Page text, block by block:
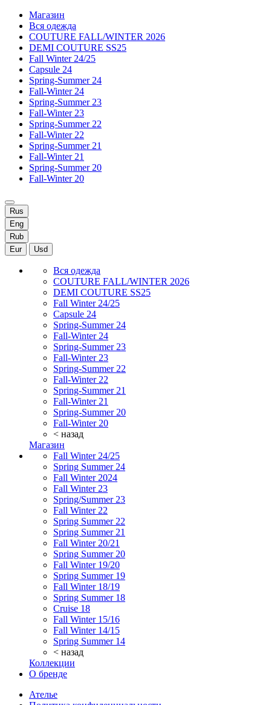
Магазин
Вся одежда
COUTURE FALL/WINTER 2026
DEMI COUTURE SS25
Fall Winter 24/25
Capsule 24
Spring-Summer 24
Fall-Winter 24
Spring-Summer 23
Fall-Winter 23
Spring-Summer 22
Fall-Winter 22
Spring-Summer 21
Fall-Winter 21
Spring-Summer 20
Fall-Winter 20
Rus
Eng
Rub
Eur
Usd
Вся одежда
COUTURE FALL/WINTER 2026
DEMI COUTURE SS25
Fall Winter 24/25
Capsule 24
Spring-Summer 24
Fall-Winter 24
Spring-Summer 23
Fall-Winter 23
Spring-Summer 22
Fall-Winter 22
Spring-Summer 21
Fall-Winter 21
Spring-Summer 20
Fall-Winter 20
< назад
Магазин
Fall Winter 24/25
Spring Summer 24
Fall Winter 2024
Fall Winter 23
Spring/Summer 23
Fall Winter 22
Spring Summer 22
Spring Summer 21
Fall Winter 20/21
Spring Summer 20
Fall Winter 19/20
Spring Summer 19
Fall Winter 18/19
Spring Summer 18
Cruise 18
Fall Winter 15/16
Fall Winter 14/15
Spring Summer 14
< назад
Коллекции
О бренде
Ателье